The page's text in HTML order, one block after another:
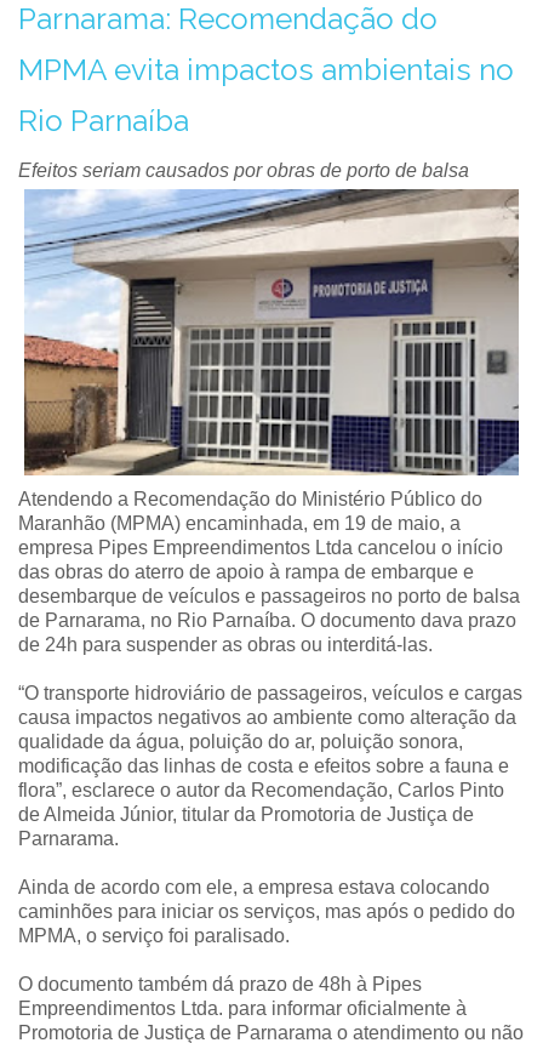
Parnarama: Recomendação do
MPMA evita impactos ambientais no
Rio Parnaíba
Efeitos seriam causados por obras de porto de balsa
Atendendo a Recomendação do Ministério Público do
Maranhão (MPMA) encaminhada, em 19 de maio, a
empresa Pipes Empreendimentos Ltda cancelou o início
das obras do aterro de apoio à rampa de embarque e
desembarque de veículos e passageiros no porto de balsa
de Parnarama, no Rio Parnaíba. O documento dava prazo
de 24h para suspender as obras ou interditá-las.
“O transporte hidroviário de passageiros, veículos e cargas
causa impactos negativos ao ambiente como alteração da
qualidade da água, poluição do ar, poluição sonora,
modificação das linhas de costa e efeitos sobre a fauna e
flora”, esclarece o autor da Recomendação, Carlos Pinto
de Almeida Júnior, titular da Promotoria de Justiça de
Parnarama.
Ainda de acordo com ele, a empresa estava colocando
caminhões para iniciar os serviços, mas após o pedido do
MPMA, o serviço foi paralisado.
O documento também dá prazo de 48h à Pipes
Empreendimentos Ltda. para informar oficialmente à
Promotoria de Justiça de Parnarama o atendimento ou não